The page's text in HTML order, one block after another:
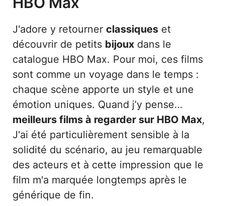
J'adore y retourner classiques et
découvrir de petits bijoux dans le
catalogue HBO Max. Pour moi, ces films
sont comme un voyage dans le temps :
chaque scène apporte un style et une
émotion uniques. Quand j’y pense…
meilleurs films à regarder sur HBO Max,
J'ai été particulièrement sensible à la
solidité du scénario, au jeu remarquable
des acteurs et à cette impression que le
film m'a marquée longtemps après le
générique de fin.